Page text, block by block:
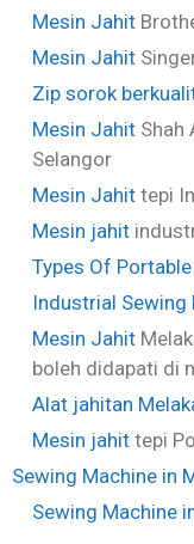
Mesin Jahit
Mesin Jahit
Zip sorok
Mesin Jahit Shah
Selangor
Mesin Jahit tepi
Mesin jahit
Types Of
Industrial Sewing
Mesin Jahit
boleh didapati di
Alat jahitan
Mesin jahit tepi
Sewing Machine in
Sewing Machine